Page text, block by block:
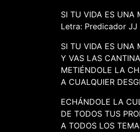
SI TU VIDA ES UNA
Letra: Predicador
SI TU VIDA ES UNA
Y VAS LAS
METIÉNDOLE LA
A CUALQUIER
ECHÁNDOLE LA
DE TODOS TUS
A TODOS LOS